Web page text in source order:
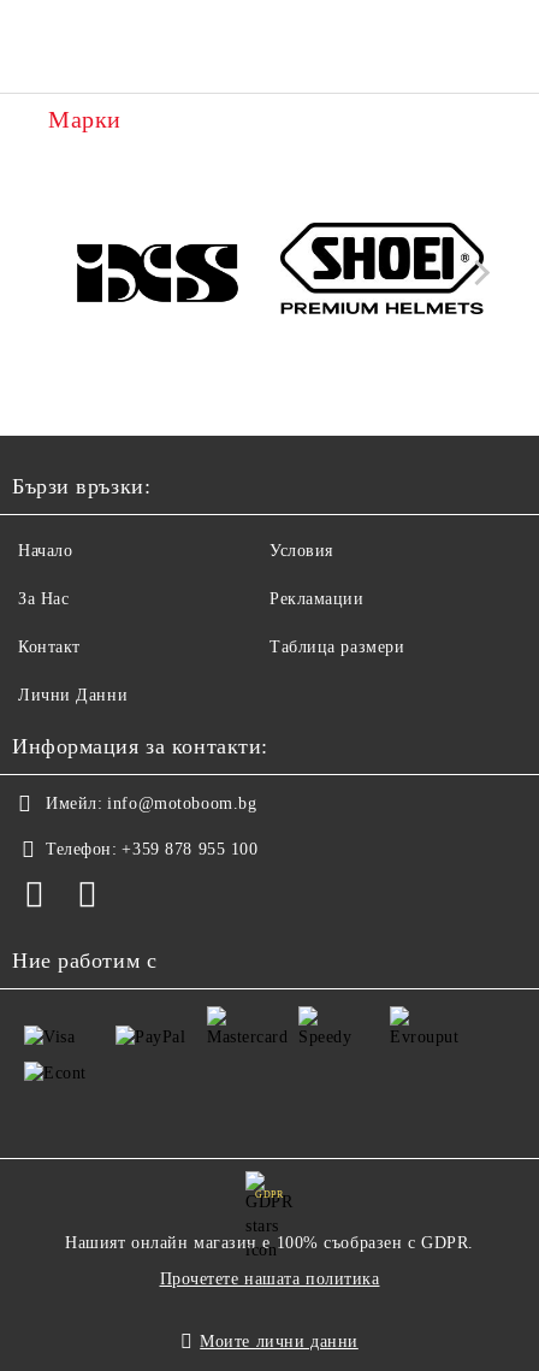
Марки
Бързи връзки:
Начало
За Нас
Контакт
Лични Данни
Условия
Рекламации
Таблица размери
Информация за контакти:
Имейл: info@motoboom.bg
Телефон: +359 878 955 100
Ние работим с
GDPR
Нашият онлайн магазин е 100% съобразен с GDPR.
Прочетете нашата политика
Моите лични данни